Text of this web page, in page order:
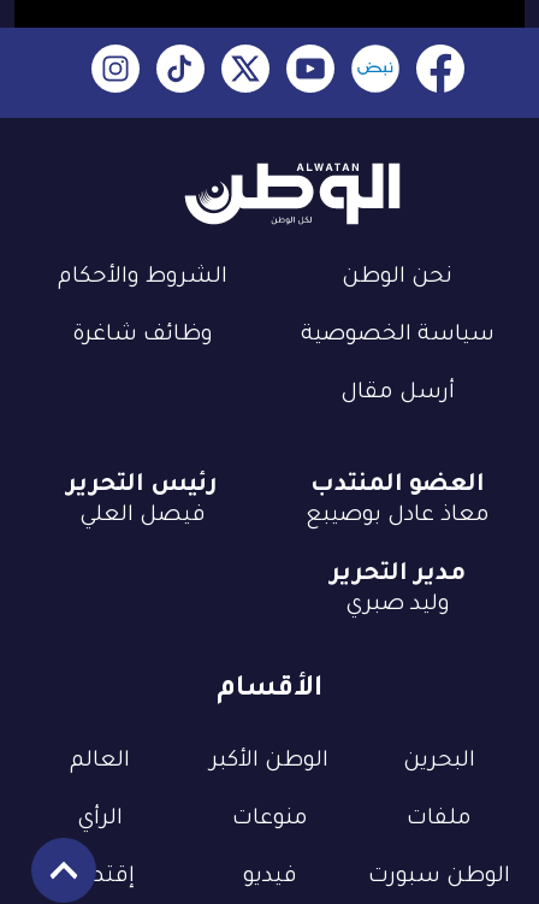
نحن الوطن الشروط والأحكام
سياسة الخصوصية وظائف شاغرة
أرسل مقال
الأقسام
البحرين الوطن الأكبر العالم
ملفات منوعات الرأي
الوطن سبورت فيديو إقتصاد
العضو المنتدب
معاذ عادل بوصيبع
رئيس التحرير
فيصل العلي
مدير التحرير
وليد صبري